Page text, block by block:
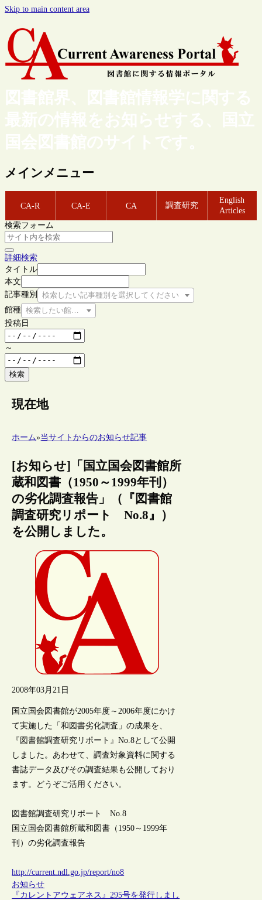
Skip to main content area
図書館界、図書館情報学に関する
最新の情報をお知らせする、国立
国会図書館のサイトです。
メインメニュー
CA-R CA-E CA 調査研究
English
Articles
検索フォーム
詳細検索
タイトル
本文
記事種別
検索したい記事種別を選択してください
館種 検索したい館種を選択してください
投稿日
～
検索
現在地
ホーム»当サイトからのお知らせ記事
[お知らせ]「国立国会図書館所
蔵和図書（1950～1999年刊）
の劣化調査報告」（『図書館
調査研究リポート No.8』）
を公開しました。
2008年03月21日
国立国会図書館が2005年度～2006年度にかけ
て実施した「和図書劣化調査」の成果を、
『図書館調査研究リポート』No.8として公開
しました。あわせて、調査対象資料に関する
書誌データ及びその調査結果も公開しており
ます。どうぞご活用ください。
図書館調査研究リポート No.8
国立国会図書館所蔵和図書（1950～1999年
刊）の劣化調査報告
http://current.ndl.go.jp/report/no8
お知らせ
『カレントアウェアネス』295号を発行しまし